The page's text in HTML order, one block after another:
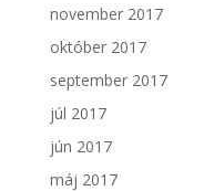
november 2017
október 2017
september 2017
júl 2017
jún 2017
máj 2017